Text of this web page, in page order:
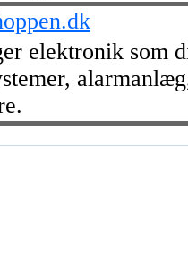
elektronik som